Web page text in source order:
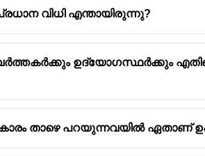
വിധി എന്തായിരുന്നു?
ഉദ്യോഗസ്ഥർക്കും
താഴെ പറയുന്നവയിൽ ഏതാണ്